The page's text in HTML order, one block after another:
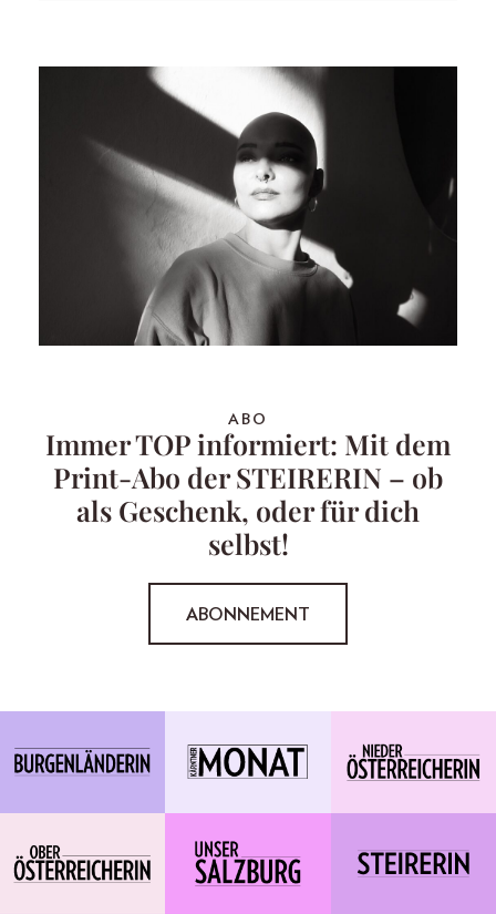
ABO
Immer TOP informiert: Mit dem
Print-Abo der STEIRERIN – ob
als Geschenk, oder für dich
selbst!
ABONNEMENT